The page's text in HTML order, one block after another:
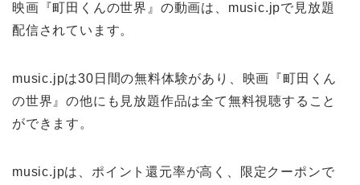
映画『町田くんの世界』の動画は、music.jpで見放題
配信されています。
music.jpは30日間の無料体験があり、映画『町田くん
の世界』の他にも見放題作品は全て無料視聴すること
ができます。
music.jpは、ポイント還元率が高く、限定クーポンで